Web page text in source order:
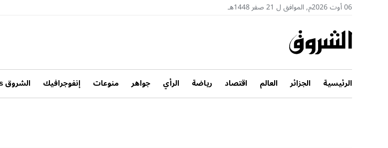
06 أوت 2026م, الموافق ل 21 صفر 1448هـ
الرئيسية الجزائر العالم اقتصاد رياضة الرأي جواهر منوعات إنفوجرافيك الشروق News